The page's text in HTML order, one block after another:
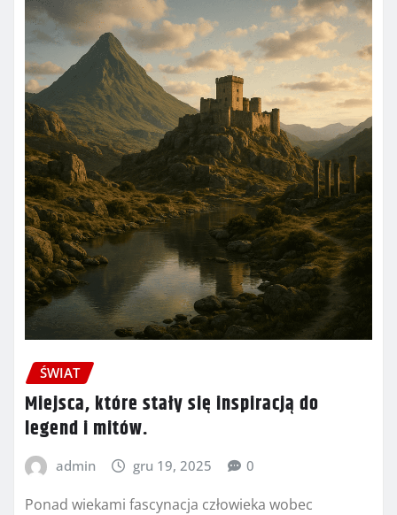
ŚWIAT
Miejsca, które stały się inspiracją do
legend i mitów.
admin gru 19, 2025 0
Ponad wiekami fascynacja człowieka wobec